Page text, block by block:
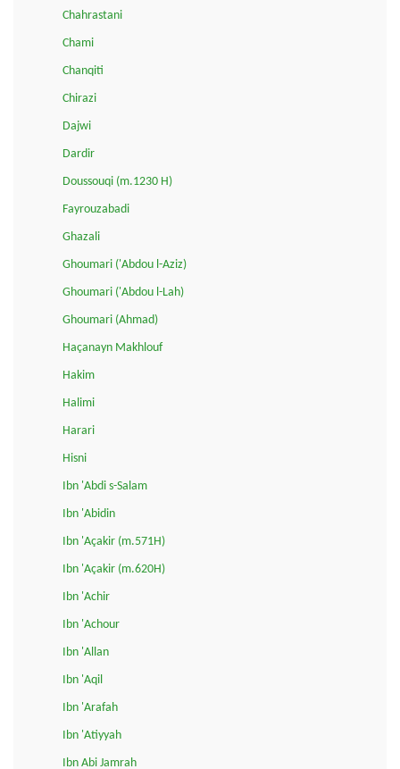
Chahrastani
Chami
Chanqiti
Chirazi
Dajwi
Dardir
Doussouqi (m.1230 H)
Fayrouzabadi
Ghazali
Ghoumari ('Abdou l-Aziz)
Ghoumari ('Abdou l-Lah)
Ghoumari (Ahmad)
Haçanayn Makhlouf
Hakim
Halimi
Harari
Hisni
Ibn 'Abdi s-Salam
Ibn 'Abidin
Ibn 'Açakir (m.571H)
Ibn 'Açakir (m.620H)
Ibn 'Achir
Ibn 'Achour
Ibn 'Allan
Ibn 'Aqil
Ibn 'Arafah
Ibn 'Atiyyah
Ibn Abi Jamrah